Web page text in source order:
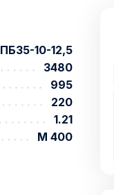
ПБ35-10-12,5
3480
995
220
1.21
М 400